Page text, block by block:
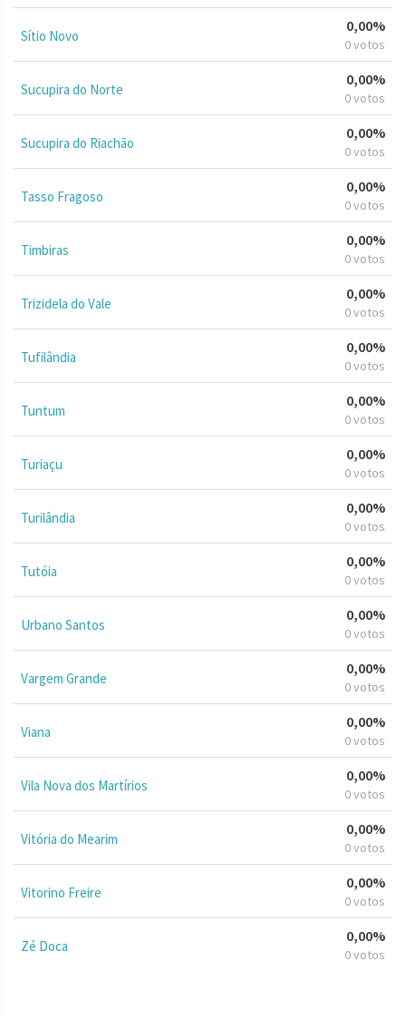
Sítio Novo
0,00%
0 votos
Sucupira do Norte
0,00%
0 votos
Sucupira do Riachão
0,00%
0 votos
Tasso Fragoso
0,00%
0 votos
Timbiras
0,00%
0 votos
Trizidela do Vale
0,00%
0 votos
Tufilândia
0,00%
0 votos
Tuntum
0,00%
0 votos
Turiaçu
0,00%
0 votos
Turilândia
0,00%
0 votos
Tutóia
0,00%
0 votos
Urbano Santos
0,00%
0 votos
Vargem Grande
0,00%
0 votos
Viana
0,00%
0 votos
Vila Nova dos Martírios
0,00%
0 votos
Vitória do Mearim
0,00%
0 votos
Vitorino Freire
0,00%
0 votos
Zé Doca
0,00%
0 votos